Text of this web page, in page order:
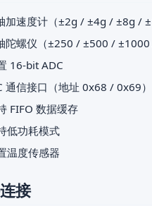
加速度计（±2g / ±4g / ±8g /
陀螺仪（±250 / ±500 / ±1000
16-bit ADC
通信接口（地址 0x68 / 0x69）
FIFO 数据缓存
低功耗模式
温度传感器
接